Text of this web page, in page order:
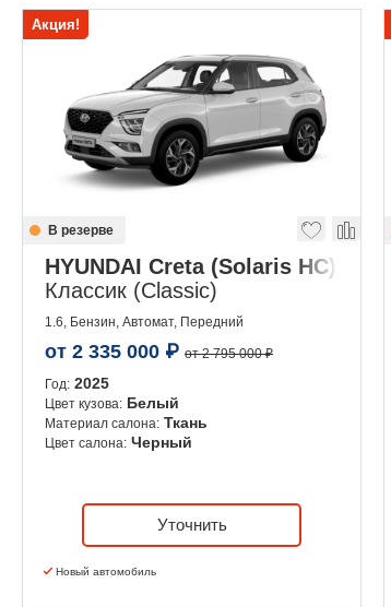
Акция!
В резерве
HYUNDAI Creta (Solaris HC)
Классик (Classic)
1.6, Бензин, Автомат, Передний
от 2 335 000 ₽ от 2 795 000 ₽
Год: 2025
Цвет кузова: Белый
Материал салона: Ткань
Цвет салона: Черный
Уточнить
Новый автомобиль